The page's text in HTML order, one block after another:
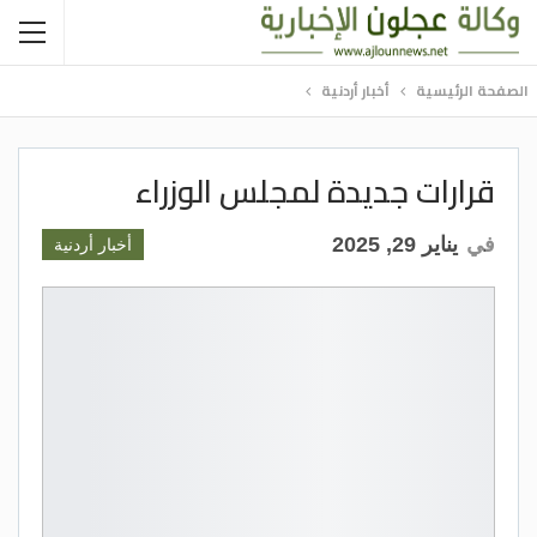
الصفحة الرئيسية أخبار أردنية
قرارات جديدة لمجلس الوزراء
أخبار أردنية في يناير 29, 2025